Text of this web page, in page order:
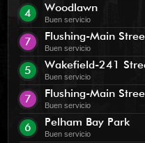
4 Woodlawn
Buen servicio
7 Flushing-Main
Buen servicio
5 Wakefield-241
Buen servicio
7 Flushing-Main
Buen servicio
6 Pelham Bay Park
Buen servicio